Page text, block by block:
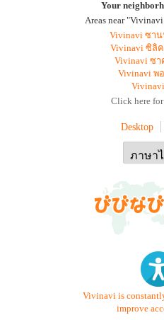
Your
Areas near
Vivinavi ซา
Vivinavi ซิลิ
Vivinavi ซา
Vivinavi พ
Click here for
Desktop
Vivinavi is
improve